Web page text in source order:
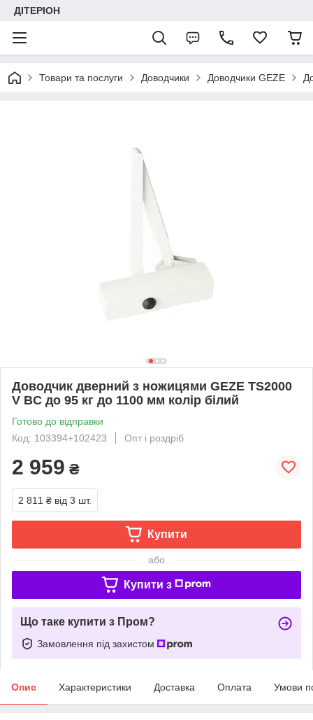
ДІТЕРІОН
Товари та послуги Доводчики Доводчики GEZE
Доводчик дверний з ножицями GEZE TS2000
V BC до 95 кг до 1100 мм колір білий
Готово до відправки
Код: 103394+102423
Опт і роздріб
2 959 ₴
2 811 ₴ від 3 шт.
Купити
або
Купити з
Що таке купити з Пром?
Замовлення під захистом
Опис Характеристики Доставка Оплата Умови